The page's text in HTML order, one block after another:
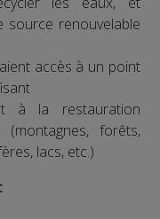
source renouvelable
accès à un point
à la restauration
(montagnes, forêts,
lacs, etc.)